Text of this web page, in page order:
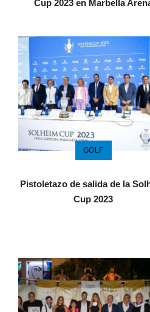
Cup 2023 en Marbella
GOLF
Pistoletazo de salida de la
Cup 2023